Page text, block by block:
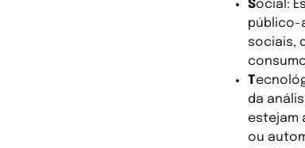
Social:
público-
sociais,
T
da
estejam
ou